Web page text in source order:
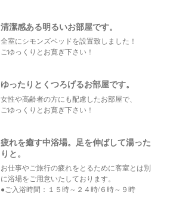
清潔感ある明るいお部屋です。
全室にシモンズベッドを設置致しました！
ごゆっくりとお寛ぎ下さい！
ゆったりとくつろげるお部屋です。
女性や高齢者の方にも配慮したお部屋で、
ごゆっくりとお寛ぎ下さい！
疲れを癒す中浴場。足を伸ばして湯った
りと。
お仕事やご旅行の疲れをとるために客室とは別
に浴場をご用意いたしております。
●ご入浴時間：１５時～２４時/６時～９時